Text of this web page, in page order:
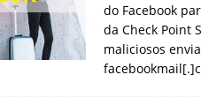
do Facebook
da Check Point
maliciosos